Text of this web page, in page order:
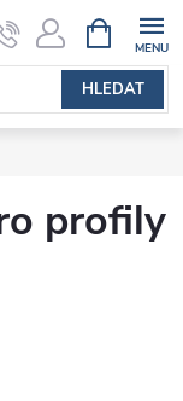
HLEDAT
NÁKUPNÍ
KOŠÍK
profily